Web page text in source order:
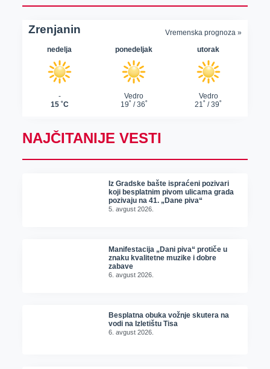
NAJČITANIJE VESTI
Iz Gradske bašte ispraćeni pozivari
koji besplatnim pivom ulicama grada
pozivaju na 41. „Dane piva“
5. avgust 2026.
Manifestacija „Dani piva“ protiče u
znaku kvalitetne muzike i dobre
zabave
6. avgust 2026.
Besplatna obuka vožnje skutera na
vodi na Izletištu Tisa
6. avgust 2026.